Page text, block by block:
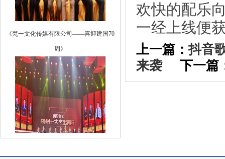
欢快的配乐
一经上线便
上一篇：抖音
来袭下一篇